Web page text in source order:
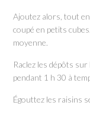
Ajoutez alors, tout
coupé en petits
moyenne.
Raclez les dépôts
pendant 1 h 30 à
Égouttez les raisins